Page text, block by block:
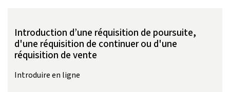
Introduction d’une réquisition de poursuite,
d'une réquisition de continuer ou d'une
réquisition de vente
Introduire en ligne